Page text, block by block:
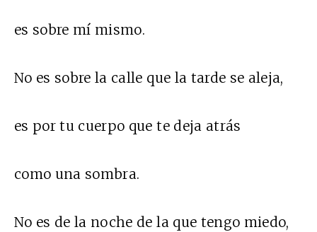
es sobre mí mismo.
No es sobre la calle que la tarde se aleja,
es por tu cuerpo que te deja atrás
como una sombra.
No es de la noche de la que tengo miedo,